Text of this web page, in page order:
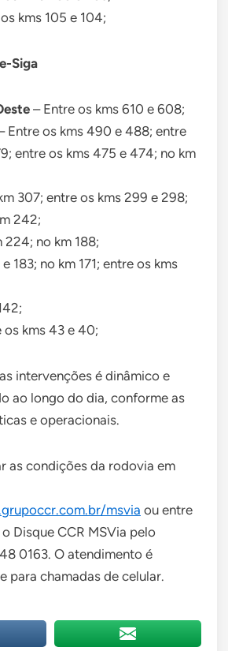
kms 105 e 104;
Siga
– Entre os kms 610 e 608;
Entre os kms 490 e 488; entre
entre os kms 475 e 474; no km
307; entre os kms 299 e 298;
242;
224; no km 188;
183; no km 171; entre os kms
os kms 43 e 40;
intervenções é dinâmico e
ao longo do dia, conforme as
e operacionais.
as condições da rodovia em
msvia ou entre
Disque CCR MSVia pelo
0163. O atendimento é
para chamadas de celular.